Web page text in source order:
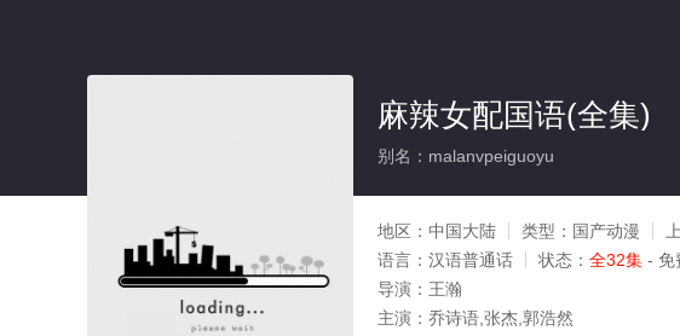
麻辣女配国语(全集)
别名：malanvpeiguoyu
地区： 中国大陆 类型： 国产动漫
语言： 汉语普通话 状态： 全32集 - 免
导演： 王瀚
主演： 乔诗语,张杰,郭浩然